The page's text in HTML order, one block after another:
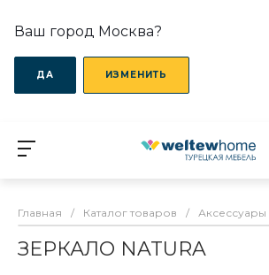
Ваш город Москва?
ДА ИЗМЕНИТЬ
Главная / Каталог товаров / Аксессуары
ЗЕРКАЛО NATURA